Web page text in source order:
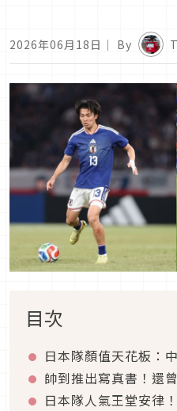
2026年06月18日 ｜ By
目次
日本隊顏值天花板：
帥到推出寫真書！還
日本隊人氣王堂安律